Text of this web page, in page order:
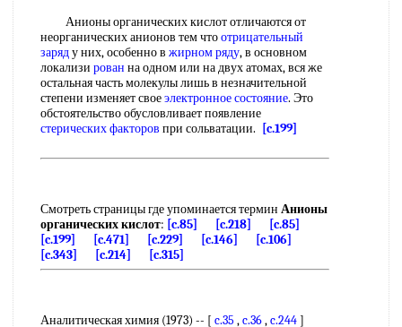
Анионы органических кислот отличаются от
неорганических анионов тем чтоотрицательный
заряду них, особенно в жирном ряду, в основном
локализи рован на одном или на двух атомах, вся же
остальная часть молекулы лишь в незначительной
степени изменяет своеэлектронное состояние. Это
обстоятельство обусловливает появление
стерических факторов при сольватации. [c.199]
Смотреть страницы где упоминается термин Анионы
органических кислот: [c.85] [c.218]
[c.85]
[c.199]
[c.471] [c.229] [c.146]
[c.106]
[c.343]
[c.214] [c.315]
Аналитическая химия (1973) -- [ c.35 ,c.36,c.244]